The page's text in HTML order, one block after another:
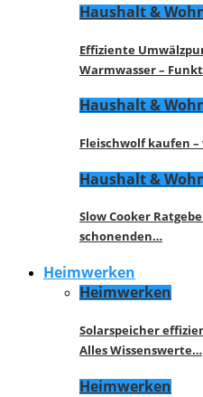
Haushalt &
Effiziente
Warmwasser –
Haushalt &
Fleischwolf kaufen
Haushalt &
Slow Cooker
schonenden…
Heimwerken
Heimwerken
Solarspeicher
Alles Wissenswerte…
Heimwerken